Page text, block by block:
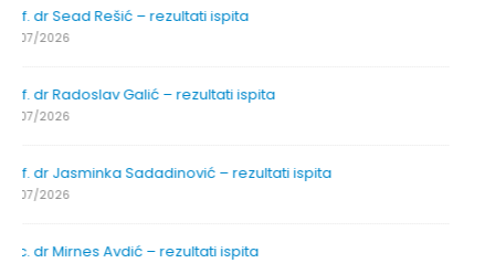
Obavještenje za javnost 30.07.2026. godine
30/07/2026
Prof. dr Srđan Marinković – rezultati ispita
29/07/2026
Prof. dr Azijada Beganlić – rezultati ispita
29/07/2026
Prof. dr Esed Karić – rezultati ispita